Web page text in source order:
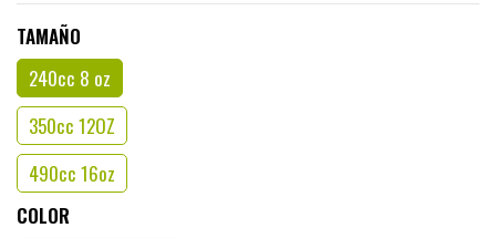
TAMAÑO
240cc 8 oz
350cc 12OZ
490cc 16oz
COLOR